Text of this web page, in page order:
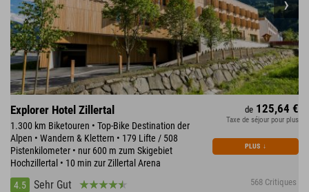
Explorer Hotel Zillertal
1.300 km Biketouren • Top-Bike Destination der
Alpen • Wandern & Klettern • 179 Lifte / 508
Pistenkilometer • nur 600 m zum Skigebiet
Hochzillertal • 10 min zur Zillertal Arena
4.5
Sehr Gut 568 Critiques
de 125,64 €
Taxe de séjour pour plus
PLUS ↓